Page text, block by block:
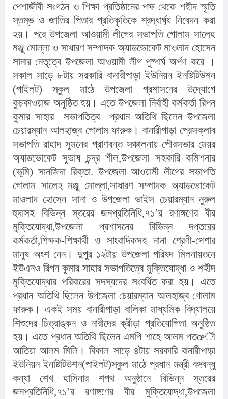
পেশাজীবী সংগঠন ও শিক্ষা প্রতিষ্ঠানের পক্ষ থেকে শহীদ স্মৃতি
স্তম্ভ ও জাতির পিতার প্রতিকৃতিকে শ্রদ্ধার্ঘ্য নিবেদন করা
হয়। পরে উপজেলা আওয়ামী লীগের সভাপতি গোলাম সালেহ
মঞ্জু মোল্লা ও সাধারণ সম্পাদক অ্যাডভোকেট মাওলাদ হোসেন
সানার নেতৃত্বে উপজেলা আওয়ামী লীগ পুষ্পার্ঘ অর্পণ করে ।
সকাল সাড়ে ৮টায় সরকারি বানারীপাড়া ইউনিয়ন ইনষ্টিটিউশন
(পাইলট) স্কুল মাঠে উপজেলা প্রশাসনের উদ্যোগে
কুচকাওয়াজ অনুষ্ঠিত হয়। এতে উপজেলা নির্বাহী কর্মকর্তা রিপন
কুমার সাহার  সভাপতিত্ব  প্রধান অতিথি ছিলেন উপজেলা
চেয়ারম্যান আলহাজ্ব গোলাম ফারুক। বানারীপাড়া প্রেসক্লাব
সভাপতি রাহাদ সুমনের প্রাণবন্ত সঞ্চালনায় পৌরসভার মেয়র
অ্যাডভোকেট সুভাষ চন্দ্র শীল,উপজেলা সহকারি কমিশনার
(ভূমি) সানজিদা রিক্তা. উপজেলা আওয়ামী লীগের সভাপতি
গোলাম সালেহ মঞ্জু মোল্লা,সাধারণ সম্পাদক অ্যাডভোকেট
মাওলাদ হোসেন সানা ও উপজেলা ভাইস চেয়ারম্যান নুরুল
হুদাসহ বিভিন্ন স্তরের জনপ্রতিনিধি,৭১’র রণাঙ্গণের বীর
মুক্তিযোদ্ধা,উপজেলা প্রশাসনের বিভিন্ন দপ্তরের
কর্মকর্তা,শিক্ষক-শিক্ষার্থী ও সাংবাদিকসহ নানা শ্রেণী-পেশার
মানুষ অংশ নেন। দুপুর ১২টায় উপজেলা পরিষদ মিলনায়তনে
ইউএনও রিপন কুমার সাহার সভাপতিত্বে মুক্তিযোদ্ধা ও শহীদ
মুক্তিযোদ্ধার পরিবারের সদস্যদের সংবর্ধিত করা হয়। এতে
প্রধান অতিথি ছিলেন উপজেলা চেয়ারম্যান আলহাজ্ব গোলাম
ফারুক। একই সময় বানারীপাড়া বালিকা মাধ্যমিক বিদ্যালয়ে
শিশুদের চিত্রাঙ্কন ও নারীদের ক্রীড়া প্রতিযোগিতা অনুষ্ঠিত
হয়। এতে প্রধান অতিথি ছিলেন এমপি শাহে আলম পতœী
আতিয়া আলম মিলি। বিকাল সাড়ে ৪টায় সরকারি বানারীপাড়া
ইউনিয়ন ইনষ্টিটিউশন(পাইলট)স্কুল মাঠে প্রধান মন্ত্রী বঙ্গবন্ধু
কন্যা শেখ হাসিনার শপথ অনুষ্ঠানে বিভিন্ন স্তরের
জনপ্রতিনিধি,৭১’র রণাঙ্গণের বীর মুক্তিযোদ্ধা,উপজেলা